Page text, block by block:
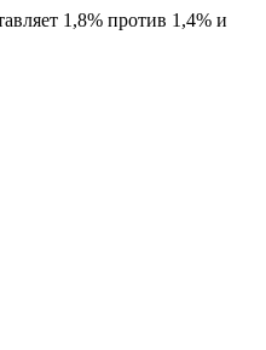
1,8% против 1,4% и